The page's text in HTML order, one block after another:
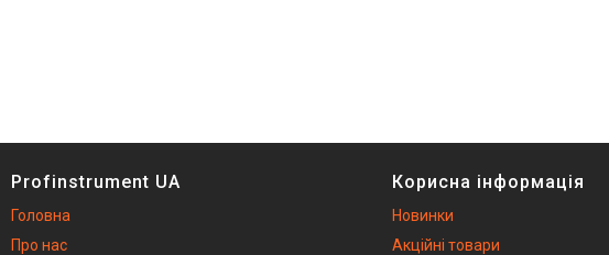
Profinstrument UA
Головна
Про нас
Корисна інформація
Новинки
Акційні товари